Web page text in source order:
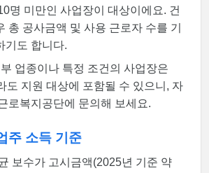
명 미만인 사업장이 대상이에요. 건
총 공사금액 및 사용 근로자 수를 기
기도 합니다.
업종이나 특정 조건의 사업장은
도 지원 대상에 포함될 수 있으니, 자
로복지공단에 문의해 보세요.
주 소득 기준
보수가 고시금액(2025년 기준 약